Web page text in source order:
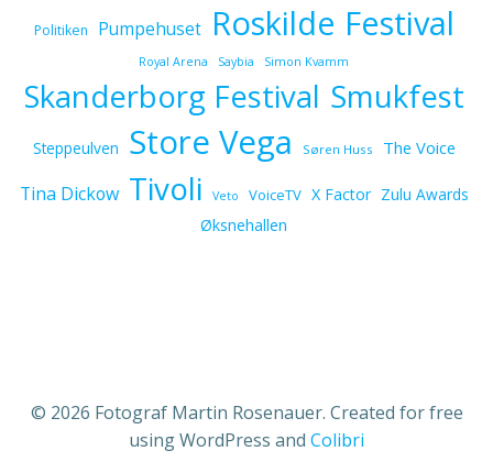
Politiken Pumpehuset Roskilde Festival
Royal Arena Saybia Simon Kvamm
Skanderborg Festival Smukfest
Steppeulven Store Vega Søren Huss The Voice
Tina Dickow Tivoli Veto VoiceTV X Factor Zulu Awards
Øksnehallen
© 2026 Fotograf Martin Rosenauer. Created for free
using WordPress and Colibri